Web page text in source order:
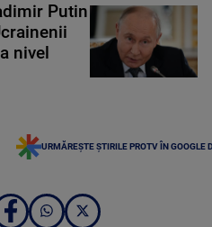
Putin
nivel
URMĂREȘTE ȘTIRILE PROTV ÎN GOOGLE